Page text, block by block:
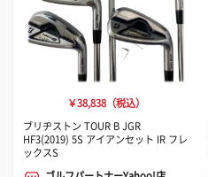
￥38,838（税込）
ブリヂストン TOUR B JGR
HF3(2019) 5S アイアンセット IR フレ
ックスS